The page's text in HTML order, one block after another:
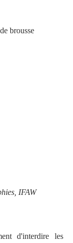
brousse
IFAW
d'interdire les